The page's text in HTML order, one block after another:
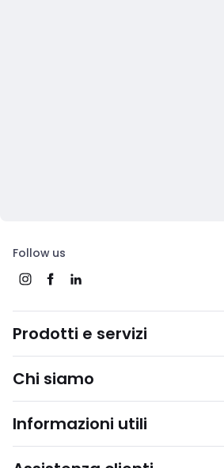
Follow us
Prodotti e servizi
Chi siamo
Informazioni utili